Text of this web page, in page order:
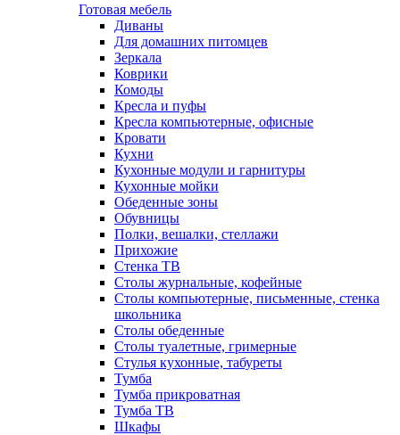
Готовая мебель
Диваны
Для домашних питомцев
Зеркала
Коврики
Комоды
Кресла и пуфы
Кресла компьютерные, офисные
Кровати
Кухни
Кухонные модули и гарнитуры
Кухонные мойки
Обеденные зоны
Обувницы
Полки, вешалки, стеллажи
Прихожие
Стенка ТВ
Столы журнальные, кофейные
Столы компьютерные, письменные, стенка
школьника
Столы обеденные
Столы туалетные, гримерные
Стулья кухонные, табуреты
Тумба
Тумба прикроватная
Тумба ТВ
Шкафы